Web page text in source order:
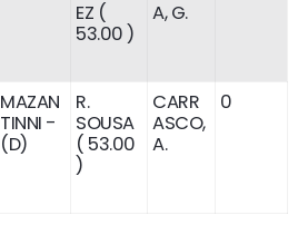
EZ (
53.00 )
A, G.
MAZAN
TINNI -
(D)
R.
SOUSA
( 53.00
)
CARR
ASCO,
A.
0